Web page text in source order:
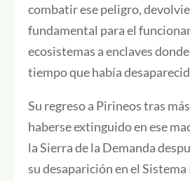
combatir ese peligro,
fundamental para el
ecosistemas a enclaves
tiempo que había
Su regreso a Pirineos tras
haberse extinguido en ese
la Sierra de la Demanda
su desaparición en el